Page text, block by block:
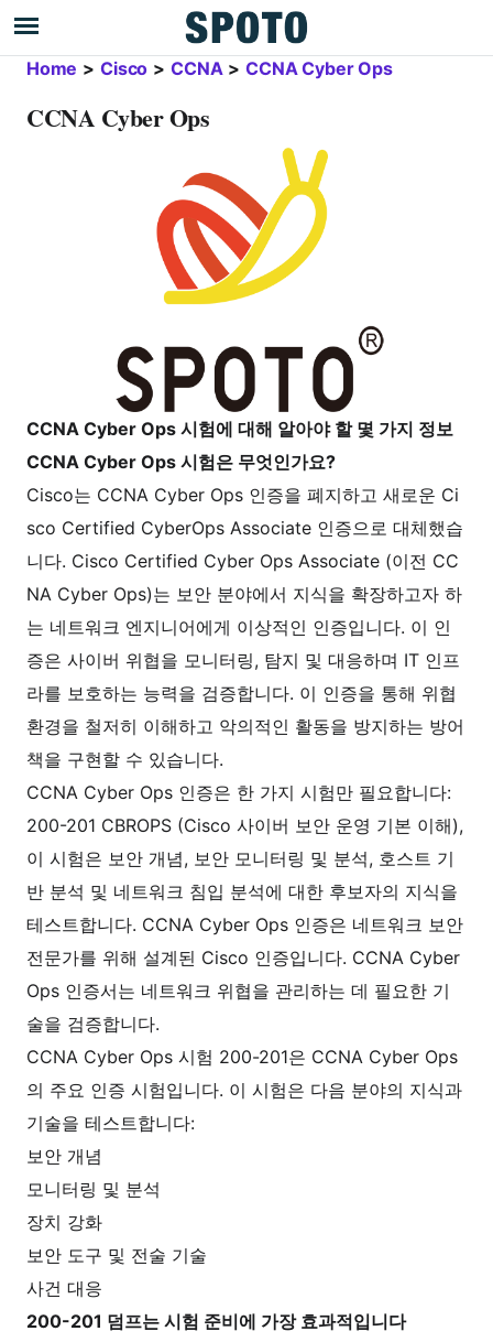
Home > Cisco > CCNA > CCNA Cyber Ops
CCNA Cyber Ops
CCNA Cyber Ops 시험에 대해 알아야 할 몇 가지 정보
CCNA Cyber Ops 시험은 무엇인가요?
Cisco는 CCNA Cyber Ops 인증을 폐지하고 새로운 Ci
sco Certified CyberOps Associate 인증으로 대체했습
니다. Cisco Certified Cyber Ops Associate (이전 CC
NA Cyber Ops)는 보안 분야에서 지식을 확장하고자 하
는 네트워크 엔지니어에게 이상적인 인증입니다. 이 인
증은 사이버 위협을 모니터링, 탐지 및 대응하며 IT 인프
라를 보호하는 능력을 검증합니다. 이 인증을 통해 위협
환경을 철저히 이해하고 악의적인 활동을 방지하는 방어
책을 구현할 수 있습니다.
CCNA Cyber Ops 인증은 한 가지 시험만 필요합니다:
200-201 CBROPS (Cisco 사이버 보안 운영 기본 이해),
이 시험은 보안 개념, 보안 모니터링 및 분석, 호스트 기
반 분석 및 네트워크 침입 분석에 대한 후보자의 지식을
테스트합니다. CCNA Cyber Ops 인증은 네트워크 보안
전문가를 위해 설계된 Cisco 인증입니다. CCNA Cyber
Ops 인증서는 네트워크 위협을 관리하는 데 필요한 기
술을 검증합니다.
CCNA Cyber Ops 시험 200-201은 CCNA Cyber Ops
의 주요 인증 시험입니다. 이 시험은 다음 분야의 지식과
기술을 테스트합니다:
보안 개념
모니터링 및 분석
장치 강화
보안 도구 및 전술 기술
사건 대응
200-201 덤프는 시험 준비에 가장 효과적입니다